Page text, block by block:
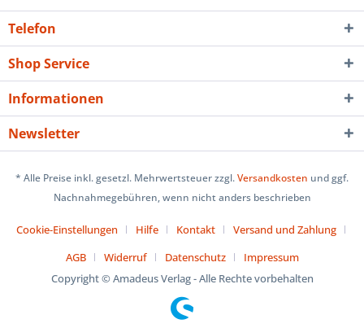
Telefon
Shop Service
Informationen
Newsletter
* Alle Preise inkl. gesetzl. Mehrwertsteuer zzgl.Versandkosten und ggf.
Nachnahmegebühren, wenn nicht anders beschrieben
Cookie-Einstellungen Hilfe Kontakt
Versand und Zahlung
AGB
Widerruf Datenschutz
Impressum
Copyright © Amadeus Verlag - Alle Rechte vorbehalten